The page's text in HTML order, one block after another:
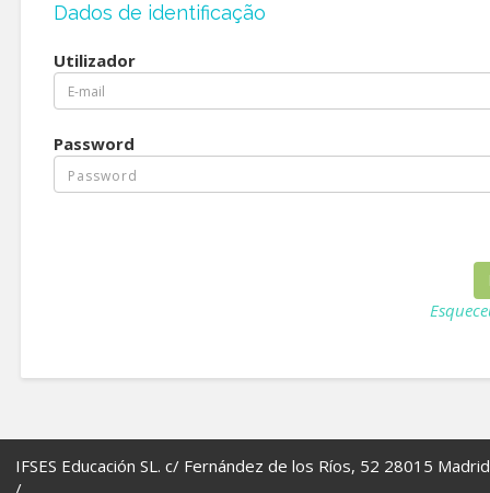
Dados de identificação
Utilizador
Password
IFSES Educación SL. c/ Fernández de los Ríos, 52 28015